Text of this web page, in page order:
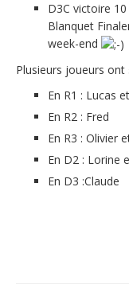
D3C victoire
Blanquet
week-end
Plusieurs joueurs
En R1 : Lucas
En R2 : Fred
En R3 : Olivier
En D2 : Lorine
En D3 :Claude